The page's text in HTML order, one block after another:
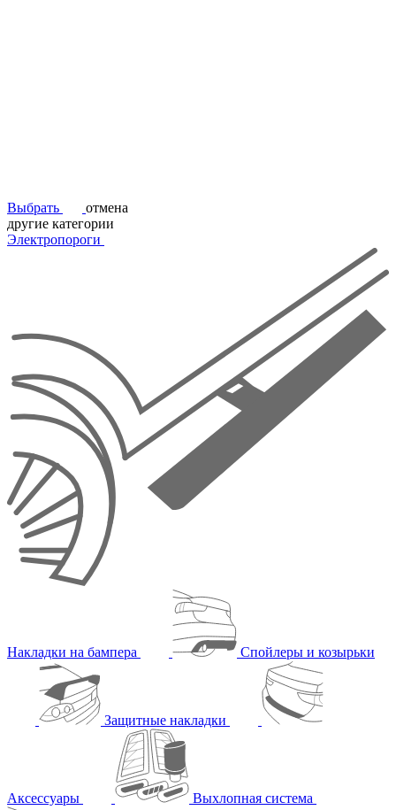
Выбрать
отмена
другие категории
Электропороги
Накладки на бампера Спойлеры и козырьки
Защитные накладки
Аксессуары Выхлопная система